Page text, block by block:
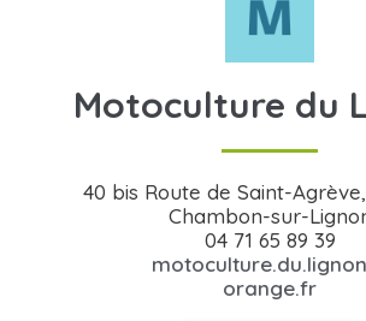
Motoculture du
40 bis Route de Saint-
Chambon-sur-
04 71 65 89 39
orange.fr